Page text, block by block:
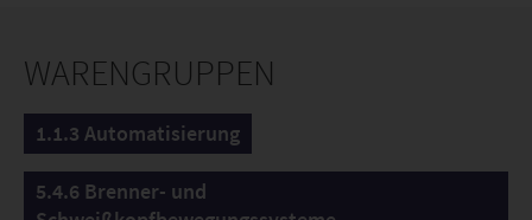
WARENGRUPPEN
1.1.3 Automatisierung
5.4.6 Brenner- und